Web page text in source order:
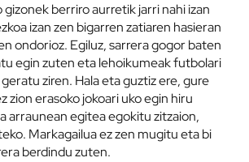
berriro aurretik jarri nahi izan
izan zen bigarren zatiaren hasieran
ondorioz. Egiluz, sarrera gogor baten
egin zuten eta lehoikumeak futbolari
ziren. Hala eta guztiz ere, gure
zion erasoko jokoari uko egin hiru
arraunean egitea egokitu zitzaion,
Markagailua ez zen mugitu eta bi
berdindu zuten.